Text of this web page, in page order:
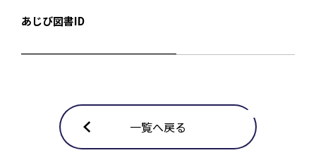
あじび図書ID
一覧へ戻る